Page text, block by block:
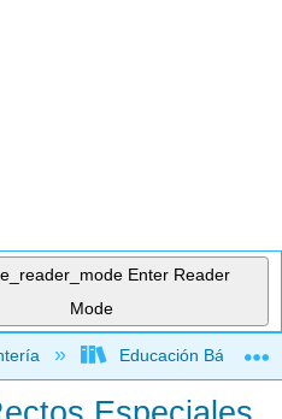
Enter Reader
Mode
jerarquía globalEducación Básica